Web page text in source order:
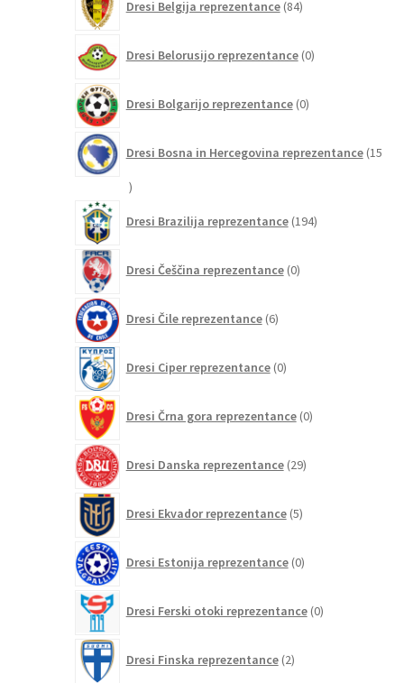
Dresi Belgija reprezentance 84izdelkov
Dresi Belorusijo reprezentance 0izdelkov
Dresi Bolgarijo reprezentance 0izdelkov
Dresi Bosna in Hercegovina reprezentance 15
15
Dresi Brazilija reprezentance 194izdelkov
Dresi Češčina reprezentance 0izdelkov
Dresi Čile reprezentance 6izdelkov
Dresi Ciper reprezentance 0izdelkov
Dresi Črna gora reprezentance 0izdelkov
Dresi Danska reprezentance 29izdelkov
Dresi Ekvador reprezentance 5izdelkov
Dresi Estonija reprezentance 0izdelkov
Dresi Ferski otoki reprezentance 0izdelkov
Dresi Finska reprezentance 2izdelka